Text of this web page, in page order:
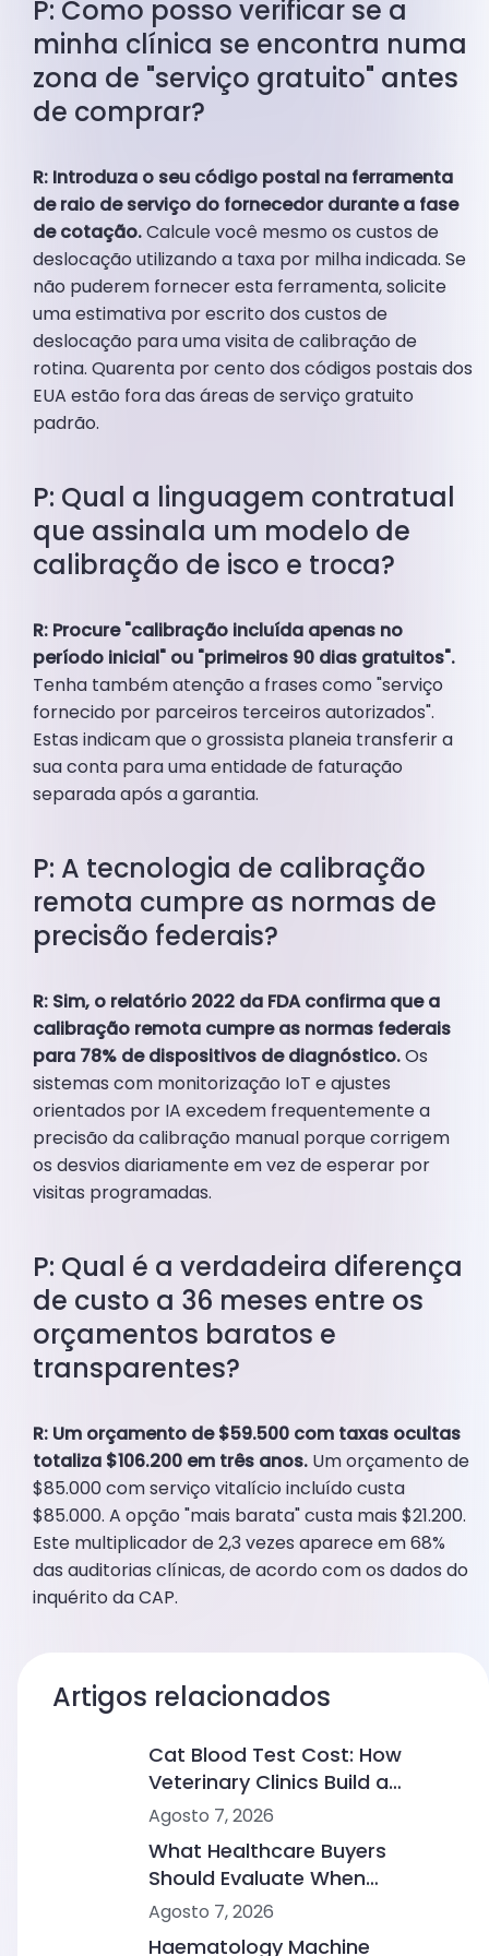
P: Como posso verificar se a
minha clínica se encontra numa
zona de "serviço gratuito" antes
de comprar?
R: Introduza o seu código postal na ferramenta
de raio de serviço do fornecedor durante a fase
de cotação.Calcule você mesmo os custos de
deslocação utilizando a taxa por milha indicada. Se
não puderem fornecer esta ferramenta, solicite
uma estimativa por escrito dos custos de
deslocação para uma visita de calibração de
rotina. Quarenta por cento dos códigos postais dos
EUA estão fora das áreas de serviço gratuito
padrão.
P: Qual a linguagem contratual
que assinala um modelo de
calibração de isco e troca?
R: Procure "calibração incluída apenas no
período inicial" ou "primeiros 90 dias gratuitos".
Tenha também atenção a frases como "serviço
fornecido por parceiros terceiros autorizados".
Estas indicam que o grossista planeia transferir a
sua conta para uma entidade de faturação
separada após a garantia.
P: A tecnologia de calibração
remota cumpre as normas de
precisão federais?
R: Sim, o relatório 2022 da FDA confirma que a
calibração remota cumpre as normas federais
para 78% de dispositivos de diagnóstico.Os
sistemas com monitorização IoT e ajustes
orientados por IA excedem frequentemente a
precisão da calibração manual porque corrigem
os desvios diariamente em vez de esperar por
visitas programadas.
P: Qual é a verdadeira diferença
de custo a 36 meses entre os
orçamentos baratos e
transparentes?
R: Um orçamento de $59.500 com taxas ocultas
totaliza $106.200 em três anos. Um orçamento de
$85.000 com serviço vitalício incluído custa
$85.000. A opção "mais barata" custa mais $21.200.
Este multiplicador de 2,3 vezes aparece em 68%
das auditorias clínicas, de acordo com os dados do
inquérito da CAP.
Artigos relacionados
Cat Blood Test Cost: How
Veterinary Clinics Build a
Sustainable Diagnostic Service
Agosto 7, 2026
What Healthcare Buyers
Should Evaluate When
Comparing Point-of-Care
Agosto 7, 2026
Haematology Machine